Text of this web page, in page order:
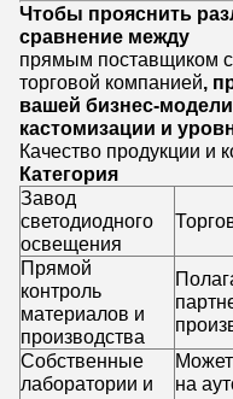
Чтобы прояснить
сравнение между
прямым поставщиком
торговой компанией ,
вашей бизнес-
кастомизации и
Качество продукции и
Категория
Завод
светодиодного
освещения
Прямой
контроль
материалов и
производства
Собственные
лаборатории и
на